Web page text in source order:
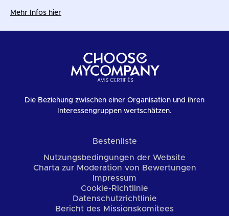
Mehr Infos hier
Die Beziehung zwischen einer Organisation und ihren
Interessengruppen wertschätzen.
Bestenliste
Nutzungsbedingungen der Website
Charta zur Moderation von Bewertungen
Impressum
Cookie-Richtlinie
Datenschutzrichtlinie
Bericht des Missionskomitees